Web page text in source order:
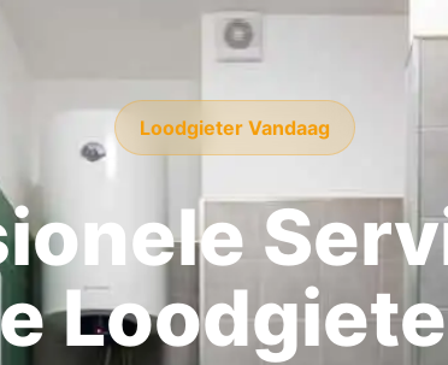
Loodgieter Vandaag